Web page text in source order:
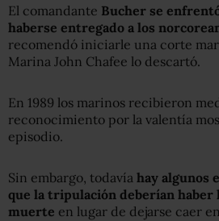
El comandante Bucher se
haberse entregado a los
recomendó iniciarle una corte
Marina John Chafee lo descartó.
En 1989 los marinos recibieron
reconocimiento por la valentía
episodio.
Sin embargo, todavía hay algunos
que la tripulación deberían haber
muerte en lugar de dejarse caer